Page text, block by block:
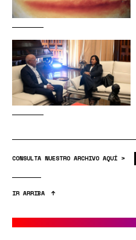
CONSULTA NUESTRO ARCHIVO AQUÍ >
IR ARRIBA